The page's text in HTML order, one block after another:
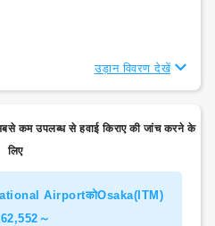
उड़ान विवरण देखें
उपलब्ध से हवाई किराए की जांच करने के
लिए
AirportकोOsaka(ITM)
～